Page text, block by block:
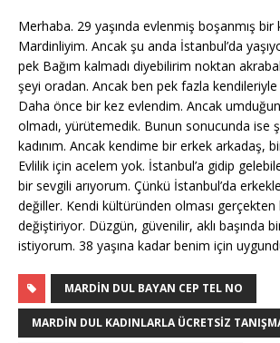
Merhaba. 29 yaşında evlenmiş boşanmış bir
Mardinliyim. Ancak şu anda İstanbul’da
pek Bağım kalmadı diyebilirim noktan
şeyi oradan. Ancak ben pek fazla
Daha önce bir kez evlendim. Ancak
olmadı, yürütemedik. Bunun sonucunda ise
kadınım. Ancak kendime bir erkek arkadaş,
Evlilik için acelem yok. İstanbul’a gidip
bir sevgili arıyorum. Çünkü İstanbul’da
değiller. Kendi kültüründen olması
değiştiriyor. Düzgün, güvenilir, aklı başında
istiyorum. 38 yaşına kadar benim için
MARDIN DUL BAYAN CEP TEL NO
MARDIN DUL KADINLARLA ÜCRETSIZ